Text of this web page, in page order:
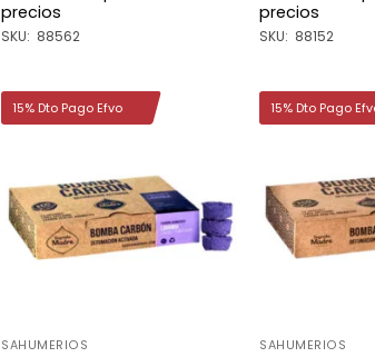
precios
SKU: 88562
precios
SKU: 88152
lista de
deseos
SAHUMERIOS
15% Dto Pago Efvo
SAHUMERIOS
15% Dto Pago